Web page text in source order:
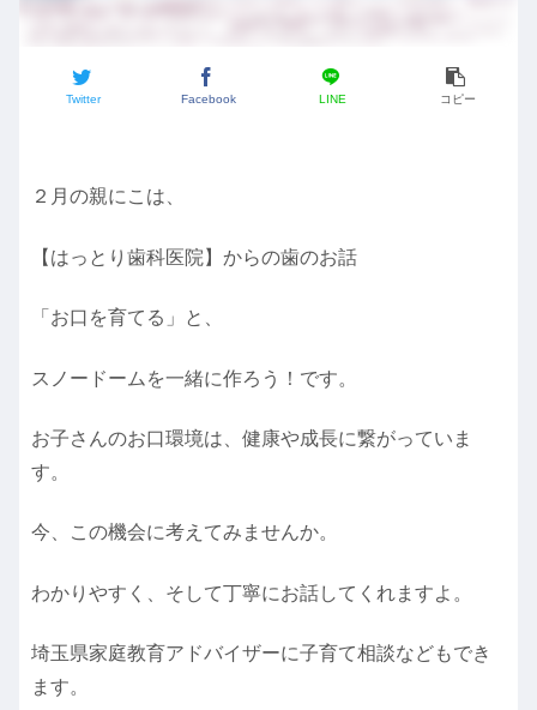
Twitter Facebook LINE コピー
２月の親にこは、
【はっとり歯科医院】からの歯のお話
「お口を育てる」と、
スノードームを一緒に作ろう！です。
お子さんのお口環境は、健康や成長に繋がっていま
す。
今、この機会に考えてみませんか。
わかりやすく、そして丁寧にお話してくれますよ。
埼玉県家庭教育アドバイザーに子育て相談などもでき
ます。